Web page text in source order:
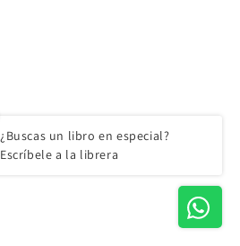
¿Buscas un libro en especial?
Escríbele a la librera